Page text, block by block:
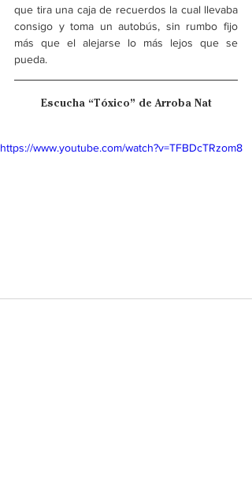
que tira una caja de recuerdos la cual llevaba
consigo y toma un autobús, sin rumbo fijo
más que el alejarse lo más lejos que se
pueda.
Escucha “Tóxico” de Arroba Nat
https://www.youtube.com/watch?v=TFBDcTRzom8